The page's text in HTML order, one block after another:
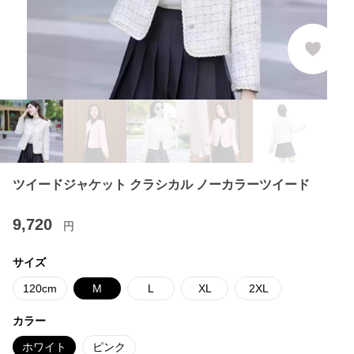
ツイードジャケット クラシカル ノーカラーツイード
9,720 円
サイズ
120cm M L XL 2XL
カラー
ホワイト ピンク